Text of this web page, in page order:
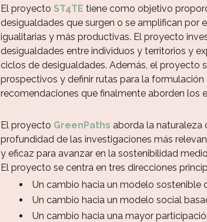
El proyecto ST4TE tiene como objetivo
desigualdades que surgen o se amplifican por
igualitarias y más productivas. El proyecto
desigualdades entre individuos y territorios y
ciclos de desigualdades. Además, el proyecto
prospectivos y definir rutas para la
recomendaciones que finalmente aborden los
El proyecto GreenPaths aborda la naturaleza
profundidad de las investigaciones más
y eficaz para avanzar en la sostenibilidad
El proyecto se centra en tres direcciones
Un cambio hacia un modelo sostenible
Un cambio hacia un modelo social
Un cambio hacia una mayor